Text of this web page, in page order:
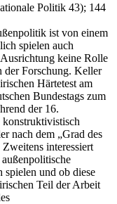
Politik 43); 144
ist von einem
spielen auch
keine Rolle
der Forschung. Keller
Härtetest am
Bundestags zum
der 16.
nach dem „Grad des
interessiert
spielen und ob diese
Teil der Arbeit